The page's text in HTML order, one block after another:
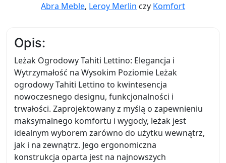
Abra Meble, Leroy Merlin czy Komfort
Opis:
Leżak Ogrodowy Tahiti Lettino: Elegancja i
Wytrzymałość na Wysokim Poziomie Leżak
ogrodowy Tahiti Lettino to kwintesencja
nowoczesnego designu, funkcjonalności i
trwałości. Zaprojektowany z myślą o zapewnieniu
maksymalnego komfortu i wygody, leżak jest
idealnym wyborem zarówno do użytku wewnątrz,
jak i na zewnątrz. Jego ergonomiczna
konstrukcja oparta jest na najnowszych